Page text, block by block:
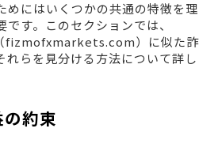
めにはいくつかの共通の特徴を理
す。このセクションでは、
fizmofxmarkets.com）に似た詐
れらを見分ける方法について詳し
約束